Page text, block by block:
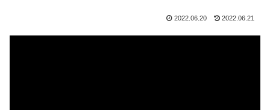
2022.06.20 2022.06.21